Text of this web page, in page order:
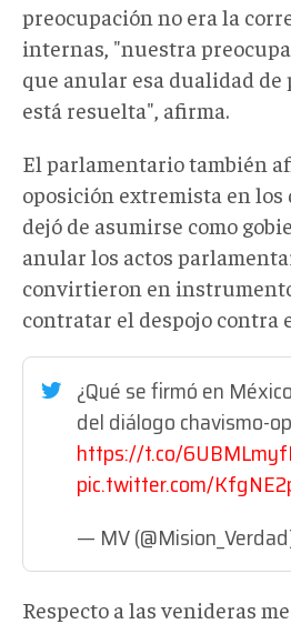
preocupación no era la
internas, "nuestra
que anular esa dualidad de
está resuelta", afirma.
El parlamentario también
oposición extremista en los
dejó de asumirse como
anular los actos
convirtieron en
contratar el despojo contra
¿Qué se firmó en
del diálogo chavismo-
https://t.co/
pic.twitter.com/
— MV
Respecto a las venideras